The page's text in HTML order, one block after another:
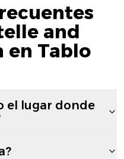
and
en Tablo
el lugar donde